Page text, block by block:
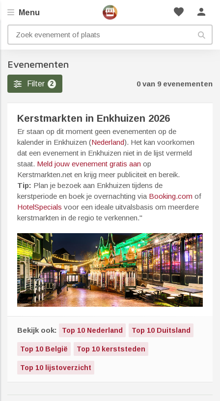
favorite person
Menu
Evenementen
Filter 2 0 van 9 evenementen
Kerstmarkten in Enkhuizen 2026
Er staan op dit moment geen evenementen op de
kalender in Enkhuizen (Nederland). Het kan voorkomen
dat een evenement in Enkhuizen niet in de lijst vermeld
staat. Meld jouw evenement gratis aan op
Kerstmarkten.net en krijg meer publiciteit en bereik.
Tip: Plan je bezoek aan Enkhuizen tijdens de
kerstperiode en boek je overnachting via Booking.com of
HotelSpecials voor een ideale uitvalsbasis om meerdere
kerstmarkten in de regio te verkennen."
Bekijk ook: Top 10 Nederland Top 10 Duitsland
Top 10 België Top 10 kerststeden
Top 10 lijstoverzicht